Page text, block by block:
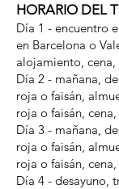
HORARIO DEL
Día 1 - encuentro
en Barcelona o
alojamiento,
Día 2 - mañana,
roja o faisán,
roja o faisán,
Día 3 - mañana,
roja o faisán,
roja o faisán,
Día 4 - desayuno,